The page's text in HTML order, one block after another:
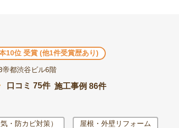
10位 受賞 (他1件受賞歴あり)
都渋谷ビル6階
口コミ 75件 施工事例 86件
・防カビ対策） 屋根・外壁リフォーム